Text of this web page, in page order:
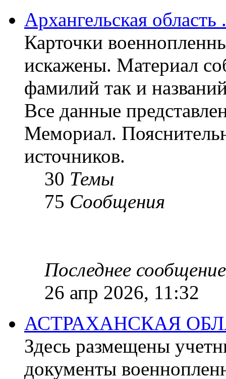
Архангельская
Карточки
искажены. Материал
фамилий так и
Все данные
Мемориал.
источников.
30 Темы
75 Сообщения
Последнее сообщение
26 апр 2026, 11:32
АСТРАХАНСКАЯ
Здесь размещены
документы